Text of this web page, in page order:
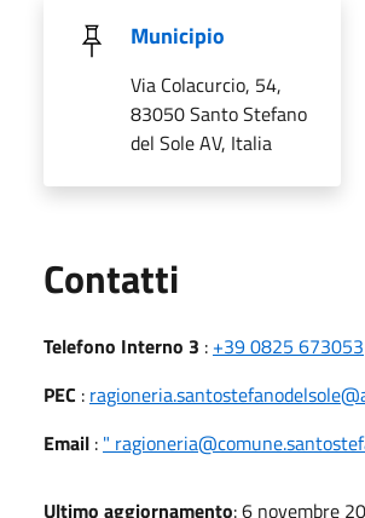
Municipio
Via Colacurcio, 54,
83050 Santo Stefano
del Sole AV, Italia
Contatti
Telefono Interno 3 : +39 0825 673053
PEC :
Email : "
Ultimo aggiornamento: 6 novembre